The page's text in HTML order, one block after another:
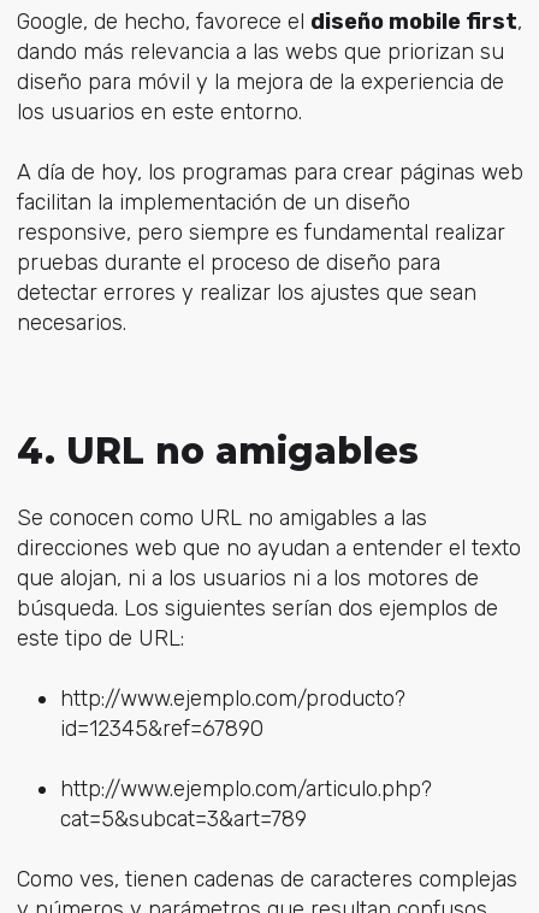
Google, de hecho, favorece el diseño mobile first,
dando más relevancia a las webs que priorizan su
diseño para móvil y la mejora de la experiencia de
los usuarios en este entorno.
A día de hoy, los programas para crear páginas web
facilitan la implementación de un diseño
responsive, pero siempre es fundamental realizar
pruebas durante el proceso de diseño para
detectar errores y realizar los ajustes que sean
necesarios.
4. URL no amigables
Se conocen como URL no amigables a las
direcciones web que no ayudan a entender el texto
que alojan, ni a los usuarios ni a los motores de
búsqueda. Los siguientes serían dos ejemplos de
este tipo de URL:
http://www.ejemplo.com/producto?
id=12345&ref=67890 ​
http://www.ejemplo.com/articulo.php?
cat=5&subcat=3&art=789 ​
Como ves, tienen cadenas de caracteres complejas